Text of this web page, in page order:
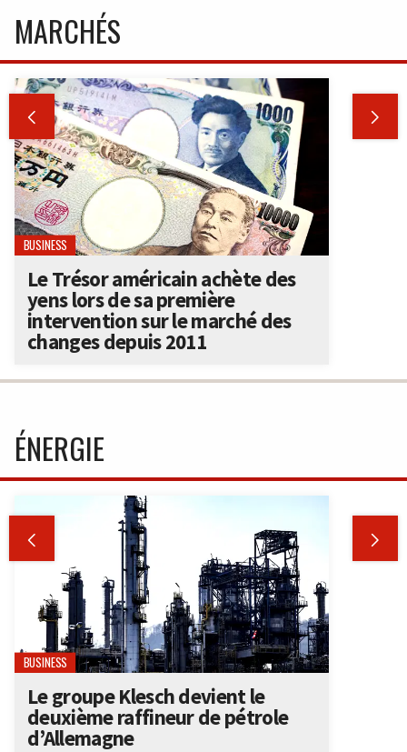
MARCHÉS
 
BUSINESS
Le Trésor américain achète des
yens lors de sa première
intervention sur le marché des
changes depuis 2011
ÉNERGIE
 
BUSINESS
Le groupe Klesch devient le
deuxième raffineur de pétrole
d’Allemagne